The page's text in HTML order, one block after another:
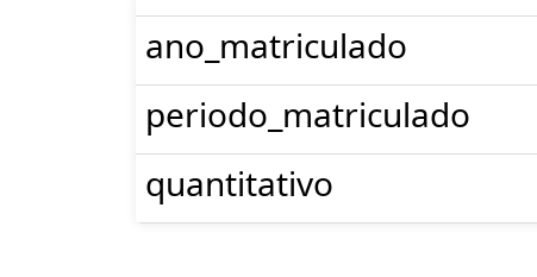
ano_matriculado
periodo_matriculado
quantitativo